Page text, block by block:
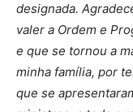
designada.
valer a Ordem e
e que se tornou a
minha família, por
que se